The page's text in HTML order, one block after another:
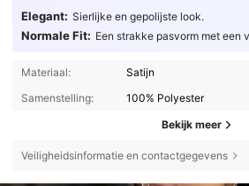
Elegant: Sierlijke en gepolijste look.
Normale Fit: Een strakke pasvorm met een
Materiaal:
Satijn
Samenstelling:
100% Polyester
Bekijk meer
Veiligheidsinformatie en contactgegevens